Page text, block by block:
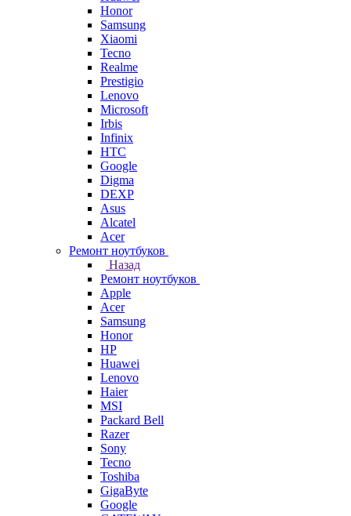
Honor
Samsung
Xiaomi
Tecno
Realme
Prestigio
Lenovo
Microsoft
Irbis
Infinix
HTC
Google
Digma
DEXP
Asus
Alcatel
Acer
Ремонт ноутбуков
Назад
Ремонт ноутбуков
Apple
Acer
Samsung
Honor
HP
Huawei
Lenovo
Haier
MSI
Packard Bell
Razer
Sony
Tecno
Toshiba
GigaByte
Google